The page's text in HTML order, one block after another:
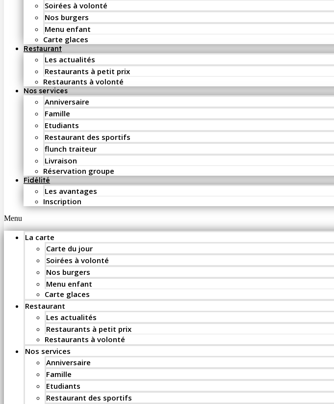
Soirées à volonté
Nos burgers
Menu enfant
Carte glaces
Restaurant
Les actualités
Restaurants à petit prix
Restaurants à volonté
Nos services
Anniversaire
Famille
Etudiants
Restaurant des sportifs
flunch traiteur
Livraison
Réservation groupe
Fidélité
Les avantages
Inscription
Menu
La carte
Carte du jour
Soirées à volonté
Nos burgers
Menu enfant
Carte glaces
Restaurant
Les actualités
Restaurants à petit prix
Restaurants à volonté
Nos services
Anniversaire
Famille
Etudiants
Restaurant des sportifs